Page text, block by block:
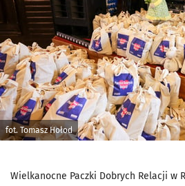
fot. Tomasz Hołod
Wielkanocne Paczki Dobrych Relacji w